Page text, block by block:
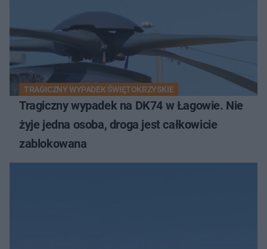
TRAGICZNY WYPADEK ŚWIĘTOKRZYSKIE
Tragiczny wypadek na DK74 w Łagowie. Nie
żyje jedna osoba, droga jest całkowicie
zablokowana